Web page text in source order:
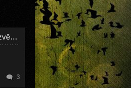
Redaktorské ozvěny - květen 2026
3